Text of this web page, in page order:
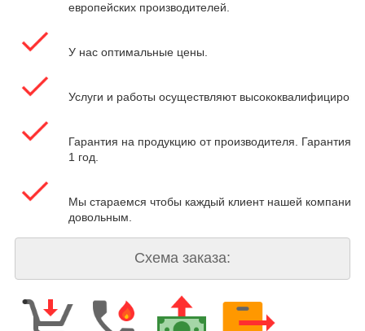
европейских производителей.
У нас оптимальные цены.
Услуги и работы осуществляют
Гарантия на продукцию от производителя. Гарантия
1 год.
Мы стараемся чтобы каждый клиент нашей компании
довольным.
Схема заказа: